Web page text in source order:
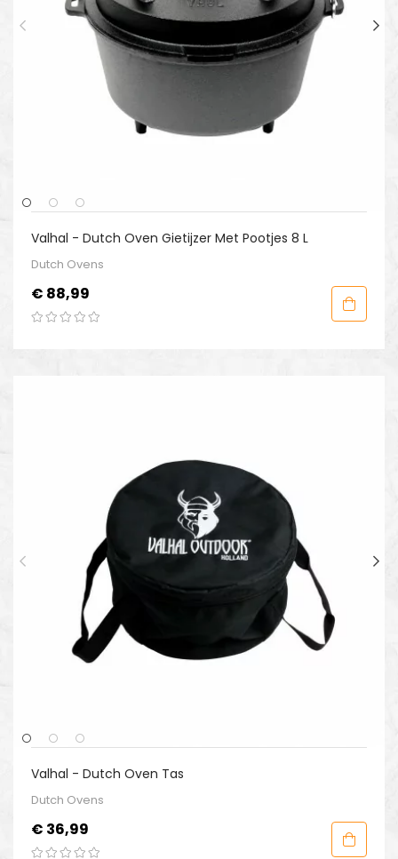
Valhal - Dutch Oven Gietijzer Met Pootjes 8 L
Dutch Ovens
Prijs
€ 88,99
Valhal - Dutch Oven Tas
Dutch Ovens
Prijs
€ 36,99